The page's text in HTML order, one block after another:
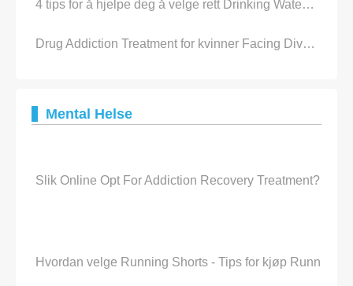
4 tips for å hjelpe deg å velge rett Drinking Water Treatment System
Drug Addiction Treatment for kvinner Facing Divorce
Mental Helse
Slik Online Opt For Addiction Recovery Treatment?
Hvordan velge Running Shorts - Tips for kjøp Running